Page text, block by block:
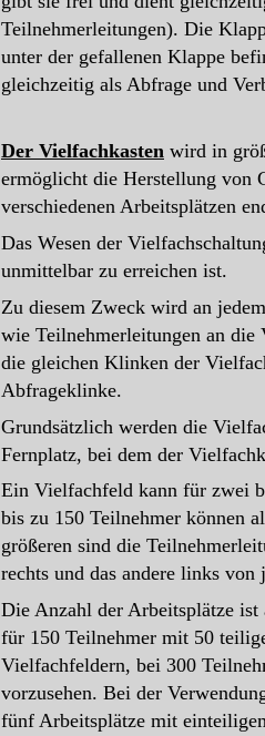
Teilnehmerleitungen). Die
unter der gefallenen Klappe
gleichzeitig als Abfrage und
Der Vielfachkasten wird in
ermöglicht die Herstellung von
verschiedenen Arbeitsplätzen
Das Wesen der
unmittelbar zu erreichen ist.
Zu diesem Zweck wird an
wie Teilnehmerleitungen an die
die gleichen Klinken der
Abfrageklinke.
Grundsätzlich werden die
Fernplatz, bei dem der
Ein Vielfachfeld kann für zwei
bis zu 150 Teilnehmer können
größeren sind die
rechts und das andere links
Die Anzahl der Arbeitsplätze
für 150 Teilnehmer mit 50
Vielfachfeldern, bei 300
vorzusehen. Bei der
fünf Arbeitsplätze mit